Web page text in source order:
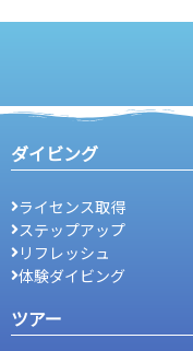
ダイビング
ライセンス取得
ステップアップ
リフレッシュ
体験ダイビング
ツアー